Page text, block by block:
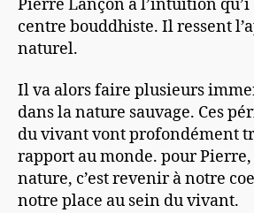
Pierre Lançon a l’intuition
centre bouddhiste. Il ressent
naturel.
Il va alors faire plusieurs
dans la nature sauvage. Ces
du vivant vont profondément
rapport au monde. pour
nature, c’est revenir à notre
notre place au sein du vivant.